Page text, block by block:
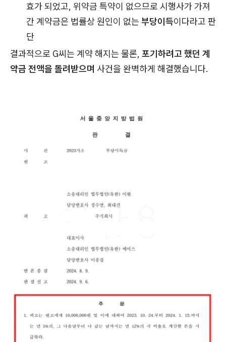
효가 되었고, 위약금 특약이 없으므로 시행사가 가져
간 계약금은 법률상 원인이 없는 부당이득이다라고 판
단
결과적으로 G씨는 계약 해지는 물론, 포기하려고 했던 계
약금 전액을 돌려받으며 사건을 완벽하게 해결했습니다.